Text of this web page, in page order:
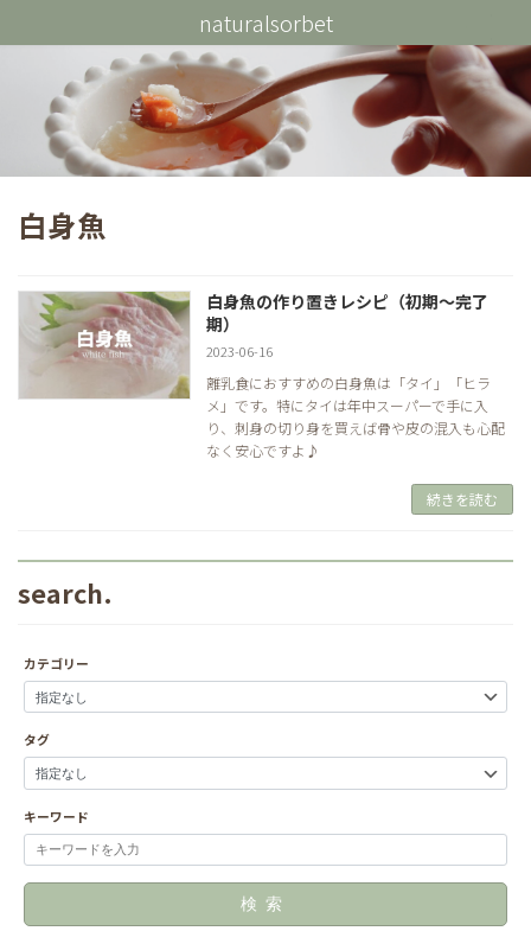
テ
ッ
ゲ
移
naturalsorbet
白身魚
白身魚の作り置きレシピ（初期～完了
期）
2023-06-16
離乳食におすすめの白身魚は「タイ」「ヒラ
メ」です。特にタイは年中スーパーで手に入
り、刺身の切り身を買えば骨や皮の混入も心配
なく安心ですよ♪
続きを読む
search.
カテゴリー
タグ
キーワード
検索